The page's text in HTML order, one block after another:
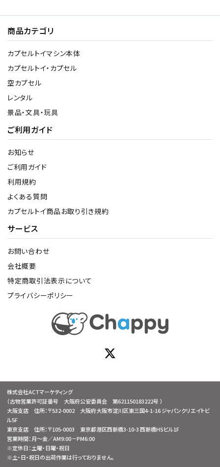
商品カテゴリ
カプセルトイマシン本体
カプセルトイ・カプセル
空カプセル
レンタル
景品・文具・玩具
ご利用ガイド
お知らせ
ご利用ガイド
利用規約
よくある質問
カプセルトイ商品お取り引き規約
サービス
お問い合わせ
会社概要
特定商取引法表示について
プライバシーポリシー
株式会社ACTマーケティング
（古物営業許可証番号 大阪府公安委員会 第621150183222号 ）
大阪支店 住所：〒532-0002 大阪府大阪市淀川区東三国4-1-16 ジャパンクリエイトビ
ル5F
東京支店 住所：〒105-0003 東京都港区西新橋3-10-3 西新橋HSビル1F
営業時間：月～金／AM9:00－PM6:00
※定休日：土曜・日曜・祝日
※土・日・祝日の出荷作業は行っておりません。